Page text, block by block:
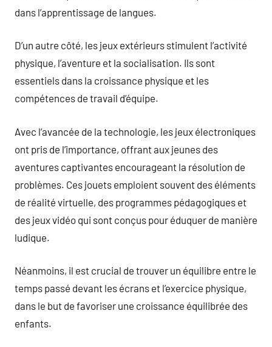
dans l’apprentissage de langues.
D’un autre côté, les jeux extérieurs stimulent l’activité
physique, l’aventure et la socialisation. Ils sont
essentiels dans la croissance physique et les
compétences de travail d’équipe.
Avec l’avancée de la technologie, les jeux électroniques
ont pris de l’importance, offrant aux jeunes des
aventures captivantes encourageant la résolution de
problèmes. Ces jouets emploient souvent des éléments
de réalité virtuelle, des programmes pédagogiques et
des jeux vidéo qui sont conçus pour éduquer de manière
ludique.
Néanmoins, il est crucial de trouver un équilibre entre le
temps passé devant les écrans et l’exercice physique,
dans le but de favoriser une croissance équilibrée des
enfants.